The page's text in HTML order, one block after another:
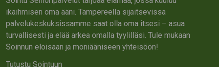
ikäihmisen oma ääni. Tampereella sijaitsevissa
palvelukeskuksissamme saat olla oma itsesi – asua
turvallisesti ja elää arkea omalla tyylilläsi. Tule mukaan
Soinnun eloisaan ja moniääniseen yhteisöön!
Tutustu Sointuun